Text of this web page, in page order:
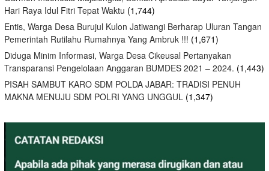
Hari Raya Idul Fitri Tepat Waktu (1,744)
Entis, Warga Desa Burujul Kulon Jatiwangi Berharap Uluran Tangan
Pemerintah Rutilahu Rumahnya Yang Ambruk !!! (1,671)
Diduga Minim Informasi, Warga Desa Cikeusal Pertanyakan
Transparansi Pengelolaan Anggaran BUMDES 2021 – 2024. (1,443)
PISAH SAMBUT KARO SDM POLDA JABAR: TRADISI PENUH
MAKNA MENUJU SDM POLRI YANG UNGGUL (1,347)